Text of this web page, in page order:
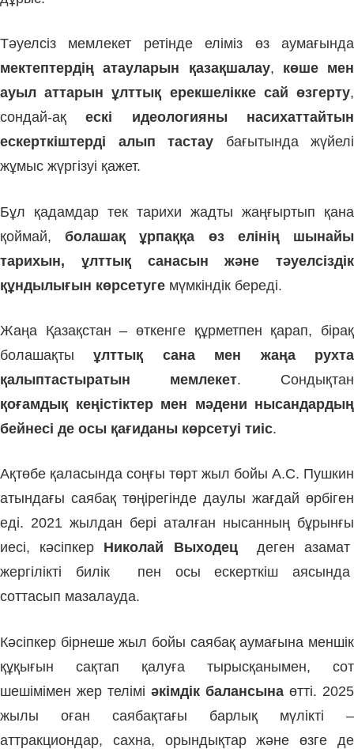
Тәуелсіз мемлекет ретінде еліміз өз аумағында
мектептердің атауларын қазақшалау, көше мен
ауыл аттарын ұлттық ерекшелікке сай өзгерту,
сондай-ақескі идеологияны насихаттайтын
ескерткіштерді алып тастау бағытында жүйелі
жұмыс жүргізуі қажет.
Бұл қадамдар тек тарихи жадты жаңғыртып қана
қоймай,болашақ ұрпаққа өз елінің шынайы
тарихын, ұлттық санасын және тәуелсіздік
құндылығын көрсетуге мүмкіндік береді.
Жаңа Қазақстан – өткенге құрметпен қарап, бірақ
болашақтыұлттық сана мен жаңа рухта
қалыптастыратын мемлекет. Сондықтан
қоғамдық кеңістіктер мен мәдени нысандардың
бейнесі де осы қағиданы көрсетуі тиіс.
Ақтөбе қаласында соңғы төрт жыл бойы А.С. Пушкин
атындағы саябақ төңірегінде даулы жағдай өрбіген
еді. 2021 жылдан бері аталған нысанның бұрынғы
иесі, кәсіпкер Николай Выходецдеген азамат
жергілікті билік пен осы ескерткіш аясында
соттасып мазалауда.
Кәсіпкер бірнеше жыл бойы саябақ аумағына меншік
құқығын сақтап қалуға тырысқанымен, сот
шешімімен жер телімі әкімдік балансына өтті. 2025
жылы оған саябақтағы барлық мүлікті –
аттракциондар, сахна, орындықтар және өзге де